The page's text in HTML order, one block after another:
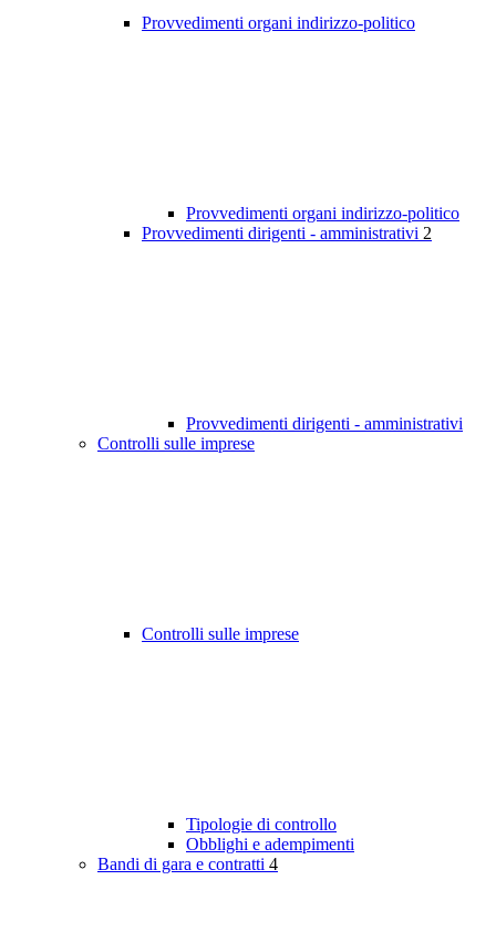
Provvedimenti organi indirizzo-politico
Provvedimenti organi indirizzo-politico
Provvedimenti dirigenti - amministrativi 2
Provvedimenti dirigenti - amministrativi
Controlli sulle imprese
Controlli sulle imprese
Tipologie di controllo
Obblighi e adempimenti
Bandi di gara e contratti 4